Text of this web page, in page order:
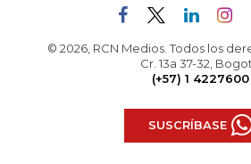
© 2026, RCN Medios. Todos los
Cr. 13a 37-32,
(+57) 1 4227600
SUSCRÍBASE